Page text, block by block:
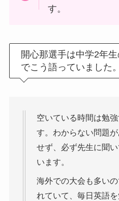
す。
開心那選手は中学2年
でこう語っていました。
空いている時間は勉
す。わからない問題
せず、必ず先生に聞
います。
海外での大会も多い
れていて、毎日英語